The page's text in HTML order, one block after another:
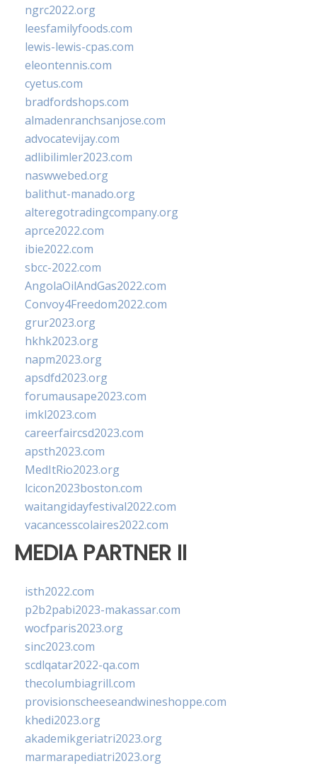
ngrc2022.org
leesfamilyfoods.com
lewis-lewis-cpas.com
eleontennis.com
cyetus.com
bradfordshops.com
almadenranchsanjose.com
advocatevijay.com
adlibilimler2023.com
naswwebed.org
balithut-manado.org
alteregotradingcompany.org
aprce2022.com
ibie2022.com
sbcc-2022.com
AngolaOilAndGas2022.com
Convoy4Freedom2022.com
grur2023.org
hkhk2023.org
napm2023.org
apsdfd2023.org
forumausape2023.com
imkl2023.com
careerfaircsd2023.com
apsth2023.com
MedItRio2023.org
lcicon2023boston.com
waitangidayfestival2022.com
vacancesscolaires2022.com
MEDIA PARTNER II
isth2022.com
p2b2pabi2023-makassar.com
wocfparis2023.org
sinc2023.com
scdlqatar2022-qa.com
thecolumbiagrill.com
provisionscheeseandwineshoppe.com
khedi2023.org
akademikgeriatri2023.org
marmarapediatri2023.org